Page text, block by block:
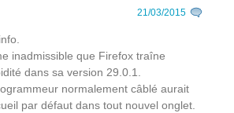
21/03/2015
inadmissible que Firefox traîne
dans sa version 29.0.1.
normalement câblé aurait
par défaut dans tout nouvel onglet.